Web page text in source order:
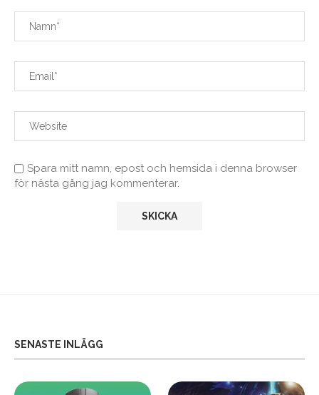
Spara mitt namn, epost och hemsida i denna browser
för nästa gång jag kommenterar.
SENASTE INLÄGG